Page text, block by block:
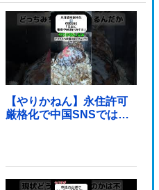
【やりかねん】永住許可
厳格化で中国SNSでは…